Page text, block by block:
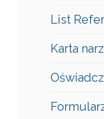
List
Karta